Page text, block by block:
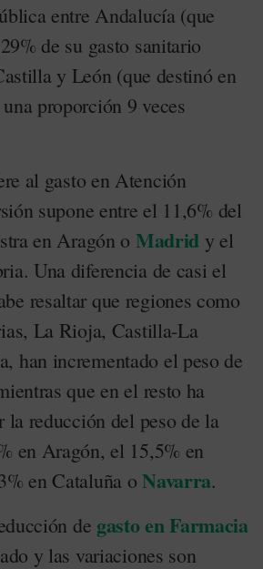
entre Andalucía (que
de su gasto sanitario
y León (que destinó en
proporción 9 veces
al gasto en Atención
supone entre el 11,6% del
en Aragón o Madrid y el
Una diferencia de casi el
resaltar que regiones como
La Rioja, Castilla-La
han incrementado el peso de
que en el resto ha
la reducción del peso de la
en Aragón, el 15,5% en
en Cataluña oNavarra.
de gasto en Farmacia
y las variaciones son